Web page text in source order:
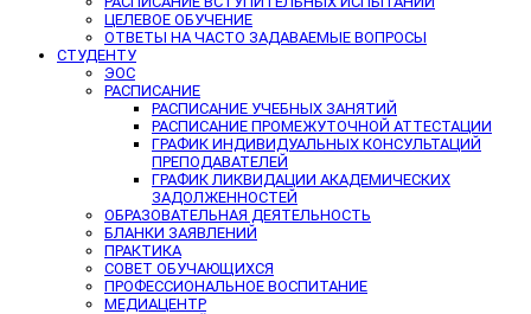
ЦЕЛЕВОЕ ОБУЧЕНИЕ
ОТВЕТЫ НА ЧАСТО ЗАДАВАЕМЫЕ ВОПРОСЫ
СТУДЕНТУ
ЭОС
РАСПИСАНИЕ
РАСПИСАНИЕ УЧЕБНЫХ ЗАНЯТИЙ
РАСПИСАНИЕ ПРОМЕЖУТОЧНОЙ АТТЕСТАЦИИ
ГРАФИК ИНДИВИДУАЛЬНЫХ КОНСУЛЬТАЦИЙ
ПРЕПОДАВАТЕЛЕЙ
ГРАФИК ЛИКВИДАЦИИ АКАДЕМИЧЕСКИХ
ЗАДОЛЖЕННОСТЕЙ
ОБРАЗОВАТЕЛЬНАЯ ДЕЯТЕЛЬНОСТЬ
БЛАНКИ ЗАЯВЛЕНИЙ
ПРАКТИКА
СОВЕТ ОБУЧАЮЩИХСЯ
ПРОФЕССИОНАЛЬНОЕ ВОСПИТАНИЕ
МЕДИАЦЕНТР